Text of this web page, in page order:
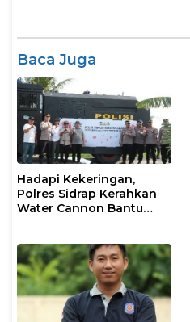
Baca Juga
Hadapi Kekeringan,
Polres Sidrap Kerahkan
Water Cannon Bantu